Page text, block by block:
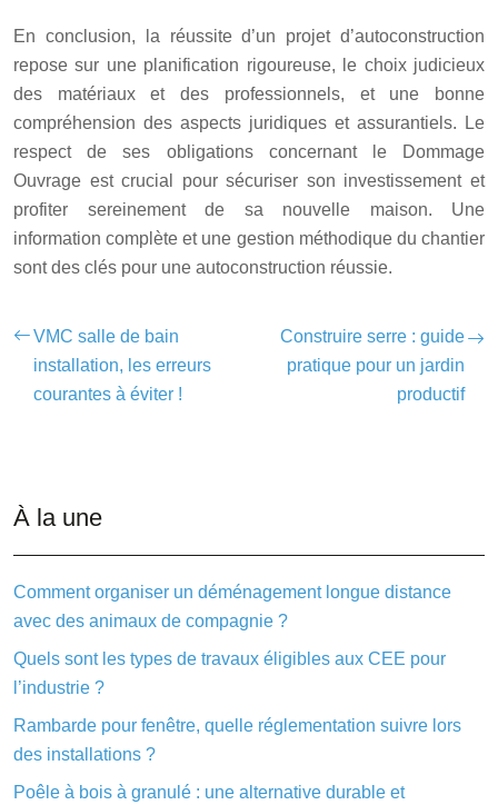
En conclusion, la réussite d’un projet d’autoconstruction
repose sur une planification rigoureuse, le choix judicieux
des matériaux et des professionnels, et une bonne
compréhension des aspects juridiques et assurantiels. Le
respect de ses obligations concernant le Dommage
Ouvrage est crucial pour sécuriser son investissement et
profiter sereinement de sa nouvelle maison. Une
information complète et une gestion méthodique du chantier
sont des clés pour une autoconstruction réussie.
VMC salle de bain
installation, les erreurs
courantes à éviter !
Construire serre : guide
pratique pour un jardin
productif
À la une
Comment organiser un déménagement longue distance
avec des animaux de compagnie ?
Quels sont les types de travaux éligibles aux CEE pour
l’industrie ?
Rambarde pour fenêtre, quelle réglementation suivre lors
des installations ?
Poêle à bois à granulé : une alternative durable et